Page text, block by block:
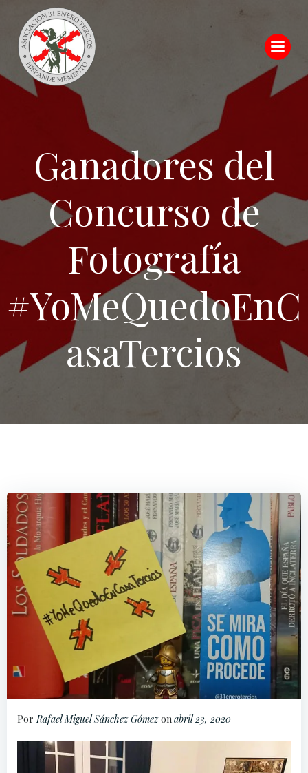
Ganadores del
Concurso de
Fotografía
#YoMeQuedoEnC
asaTercios
Por Rafael Miguel Sánchez Gómez onabril 23, 2020